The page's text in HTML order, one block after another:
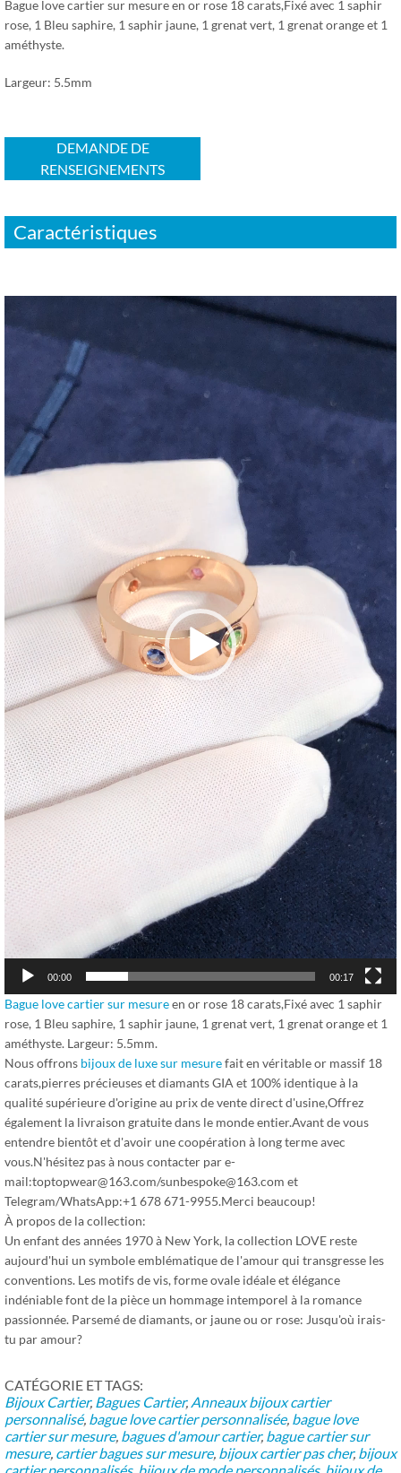
Bague love cartier sur mesure en or rose 18 carats,Fixé avec 1 saphir
rose, 1 Bleu saphire, 1 saphir jaune, 1 grenat vert, 1 grenat orange et 1
améthyste.
Largeur: 5.5mm
DEMANDE DE
RENSEIGNEMENTS
Caractéristiques
Player
00:00 00:17
Bague love cartier sur mesureen or rose 18 carats,Fixé avec 1 saphir
rose, 1 Bleu saphire, 1 saphir jaune, 1 grenat vert, 1 grenat orange et 1
améthyste. Largeur: 5.5mm.
Nous offrons bijoux de luxe sur mesurefait en véritable or massif 18
carats,pierres précieuses et diamants GIA et 100% identique à la
qualité supérieure d'origine au prix de vente direct d'usine,Offrez
également la livraison gratuite dans le monde entier.Avant de vous
entendre bientôt et d'avoir une coopération à long terme avec
vous.N'hésitez pas à nous contacter par e-
mail:toptopwear@163.com/sunbespoke@163.com et
Telegram/WhatsApp:+1 678 671-9955.Merci beaucoup!
À propos de la collection:
Un enfant des années 1970 à New York, la collection LOVE reste
aujourd'hui un symbole emblématique de l'amour qui transgresse les
conventions. Les motifs de vis, forme ovale idéale et élégance
indéniable font de la pièce un hommage intemporel à la romance
passionnée. Parsemé de diamants, or jaune ou or rose: Jusqu'où irais-
tu par amour?
CATÉGORIE ET ​​TAGS:
Bijoux Cartier, Bagues Cartier, Anneaux bijoux cartier
personnalisé, bague love cartier personnalisée, bague love
cartier sur mesure, bagues d'amour cartier, bague cartier sur
mesure, cartier bagues sur mesure, bijoux cartier pas cher, bijoux
cartier personnalisés, bijoux de mode personnalisés, bijoux de